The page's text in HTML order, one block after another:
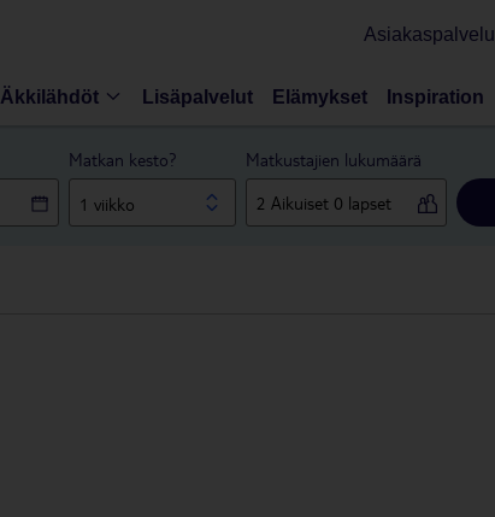
Asiakaspalvelu
Äkkilähdöt Lisäpalvelut Elämykset Inspiration
Matkan kesto?
1 viikko
Matkustajien lukumäärä